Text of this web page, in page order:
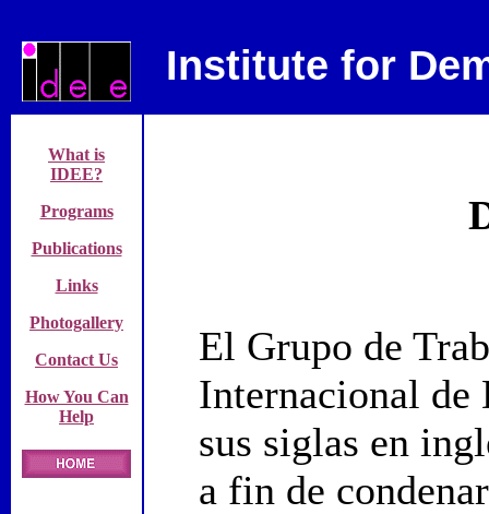
Institute for
What is
IDEE?
Programs
Publications
Links
Photogallery
Contact Us
How You Can
Help
El Grupo de
Internacional de
sus siglas en
a fin de